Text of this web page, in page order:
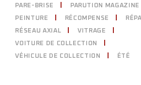
PARE-BRISE
PARUTION MAGAZINE
PEINTURE
RÉCOMPENSE
RÉSEAU AXIAL
VITRAGE
VOITURE DE COLLECTION
VÉHICULE DE COLLECTION
ÉTÉ